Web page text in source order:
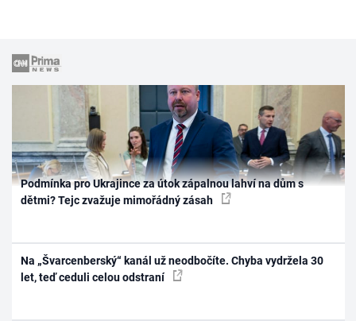
Podmínka pro Ukrajince za útok zápalnou lahví na dům s
dětmi? Tejc zvažuje mimořádný zásah
Na „Švarcenberský“ kanál už neodbočíte. Chyba vydržela 30
let, teď ceduli celou odstraní